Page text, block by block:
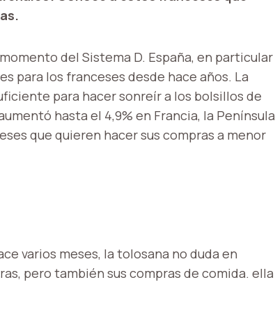
del Sistema D. España, en particular
para los franceses desde hace años. La
para hacer sonreír a los bolsillos de
hasta el 4,9% en Francia, la Península
que quieren hacer sus compras a menor
varios meses, la tolosana no duda en
pero también sus compras de comida. ella